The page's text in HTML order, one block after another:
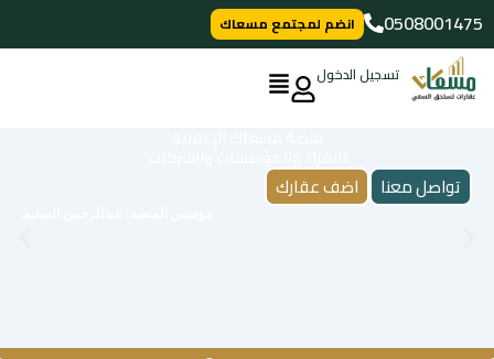
تخطي
إلى
المحتوى
0508001475
انضم لمجتمع مسعاك
تسجيل الدخول
تواصل معنا اضف عقارك